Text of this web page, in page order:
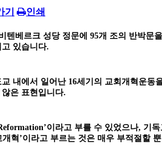
기 인쇄
텐베르크 성당 정문에 95개 조의 반박
있습니다.
내에서 일어난 16세기의 교회개혁운
은 표현입니다.
이라고 부를 수 있었으나,
혁’이라고 부르는 것은 매우 부적절할